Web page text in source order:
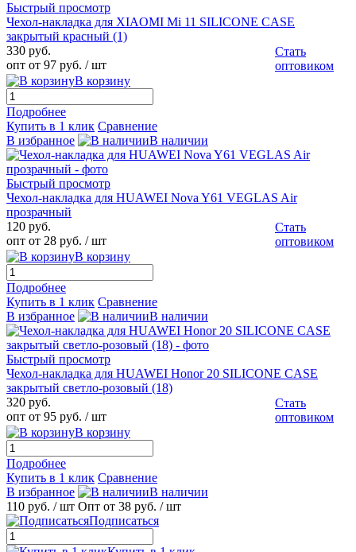
Быстрый просмотр
Чехол-накладка для XIAOMI Mi 11 SILICONE CASE
закрытый красный (1)
330 руб.
опт от 97 руб. / шт
Стать
оптовиком
В корзину
Подробнее
Купить в 1 клик Сравнение
В избранное
В наличии
Быстрый просмотр
Чехол-накладка для HUAWEI Nova Y61 VEGLAS Air
прозрачный
120 руб.
опт от 28 руб. / шт
Стать
оптовиком
В корзину
Подробнее
Купить в 1 клик Сравнение
В избранное
В наличии
Быстрый просмотр
Чехол-накладка для HUAWEI Honor 20 SILICONE CASE
закрытый светло-розовый (18)
320 руб.
опт от 95 руб. / шт
Стать
оптовиком
В корзину
Подробнее
Купить в 1 клик Сравнение
В избранное
В наличии
110 руб. / шт Опт от 38 руб. / шт
Подписаться